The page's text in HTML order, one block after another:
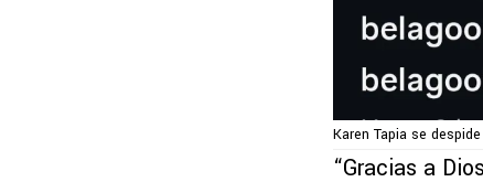
Karen Tapia se
“Gracias a